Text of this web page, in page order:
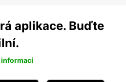
aplikace. Buďte
informací